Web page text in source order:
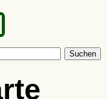
Suchen